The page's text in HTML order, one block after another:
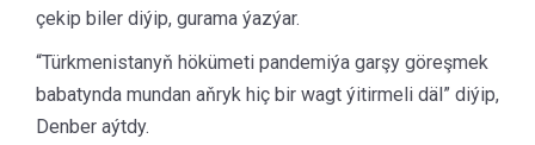
çekip biler diýip, gurama ýazýar.
“Türkmenistanyň hökümeti pandemiýa garşy göreşmek
babatynda mundan aňryk hiç bir wagt ýitirmeli däl” diýip,
Denber aýtdy.